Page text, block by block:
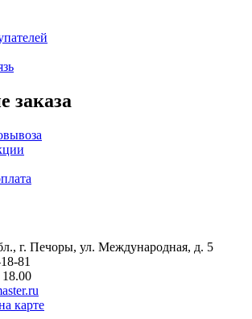
заказа
г. Печоры, ул. Международная, д. 5
81
карте